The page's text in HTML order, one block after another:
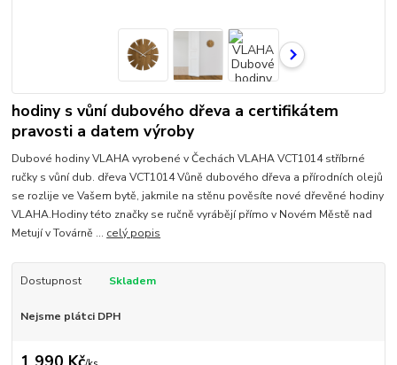
hodiny s vůní dubového dřeva a certifikátem
pravosti a datem výroby
Dubové hodiny VLAHA vyrobené v Čechách VLAHA VCT1014 stříbrné
ručky s vůní dub. dřeva VCT1014 Vůně dubového dřeva a přírodních olejů
se rozlije ve Vašem bytě, jakmile na stěnu pověsíte nové dřevěné hodiny
VLAHA.Hodiny této značky se ručně vyrábějí přímo v Novém Městě nad
Metují v Továrně ... celý popis
Dostupnost Skladem
Nejsme plátci DPH